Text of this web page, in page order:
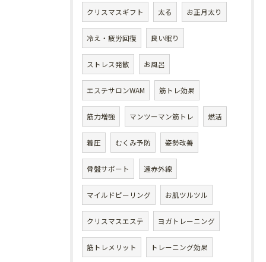
クリスマスギフト 太る お正月太り
冷え・疲労回復 良い眠り
ストレス発散 お風呂
エステサロンWAM 筋トレ効果
筋力増強 マンツーマン筋トレ 燃活
着圧 むくみ予防 姿勢改善
骨盤サポート 遠赤外線
マイルドピーリング お肌ツルツル
クリスマスエステ ヨガトレーニング
筋トレメリット トレーニング効果